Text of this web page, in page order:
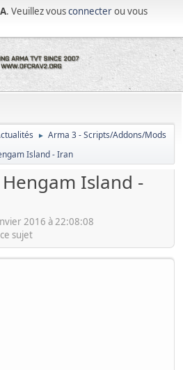
. Veuillez vousconnecterou vous
► Arma 3 - Scripts/Addons/Mods
Island - Iran
Island -
2016 à 22:08:08
sujet